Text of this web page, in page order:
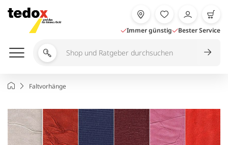
Inhalt
springen
Immer günstig Bester Service
Shop
durchsuchen
StartseiteFaltvorhänge